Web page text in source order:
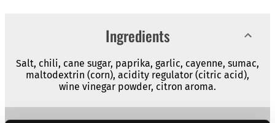
Ingredients
Salt, chili, cane sugar, paprika, garlic, cayenne, sumac,
maltodextrin (corn), acidity regulator (citric acid),
wine vinegar powder, citron aroma.